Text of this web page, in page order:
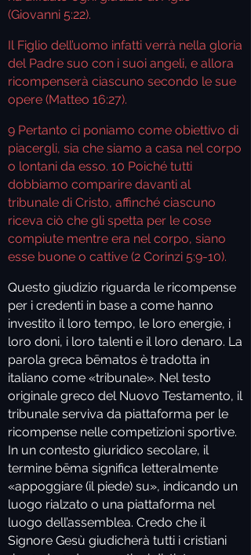
(Giovanni 5:22).
Il Figlio dell’uomo infatti verrà nella gloria
del Padre suo con i suoi angeli, e allora
ricompenserà ciascuno secondo le sue
opere (Matteo 16:27).
9 Pertanto ci poniamo come obiettivo di
piacergli, sia che siamo a casa nel corpo
o lontani da esso. 10 Poiché tutti
dobbiamo comparire davanti al
tribunale di Cristo, affinché ciascuno
riceva ciò che gli spetta per le cose
compiute mentre era nel corpo, siano
esse buone o cattive (2 Corinzi 5:9-10).
Questo giudizio riguarda le ricompense
per i credenti in base a come hanno
investito il loro tempo, le loro energie, i
loro doni, i loro talenti e il loro denaro. La
parola greca bēmatos è tradotta in
italiano come «tribunale». Nel testo
originale greco del Nuovo Testamento, il
tribunale serviva da piattaforma per le
ricompense nelle competizioni sportive.
In un contesto giuridico secolare, il
termine bēma significa letteralmente
«appoggiare (il piede) su», indicando un
luogo rialzato o una piattaforma nel
luogo dell’assemblea. Credo che il
Signore Gesù giudicherà tutti i cristiani